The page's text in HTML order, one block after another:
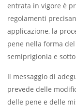
entrata in vigore è
regolamenti
applicazione, la
pene nella forma
semiprigionia e
Il messaggio di
prevede delle
delle pene e delle